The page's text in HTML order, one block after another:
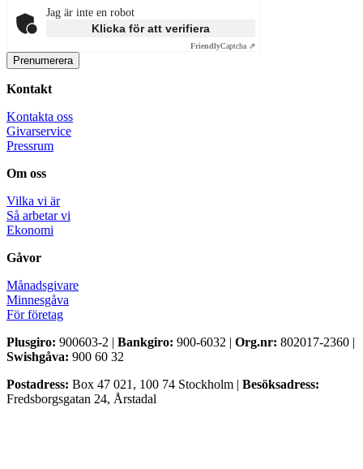
Jag är inte en robot
Klicka för att verifiera
FriendlyCaptcha ⇗
Kontakt
Kontakta oss
Givarservice
Pressrum
Om oss
Vilka vi är
Så arbetar vi
Ekonomi
Gåvor
Månadsgivare
Minnesgåva
För företag
Plusgiro: 900603-2 | Bankgiro: 900-6032 | Org.nr: 802017-2360 |
Swishgåva: 900 60 32
Postadress: Box 47 021, 100 74 Stockholm | Besöksadress:
Fredsborgsgatan 24, Årstadal